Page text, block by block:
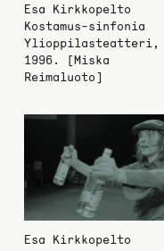
Esa Kirkkopelto
Kostamus-sinfonia
Ylioppilasteatteri,
1996. [Miska
Reimaluoto]
Esa Kirkkopelto